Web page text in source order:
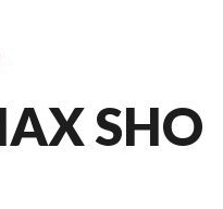
SHO